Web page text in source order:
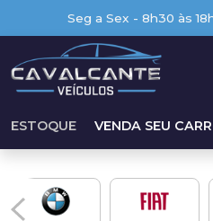
Seg a Sex - 8h30 às
ESTOQUE VENDA SEU